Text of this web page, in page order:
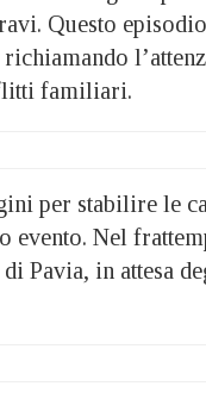
Questo
familiari.
per stabilire le
evento. Nel
Pavia, in attesa